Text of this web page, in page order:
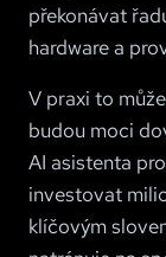
překonávat
hardware a
V praxi to
budou moci
AI asistenta
investovat
klíčovým